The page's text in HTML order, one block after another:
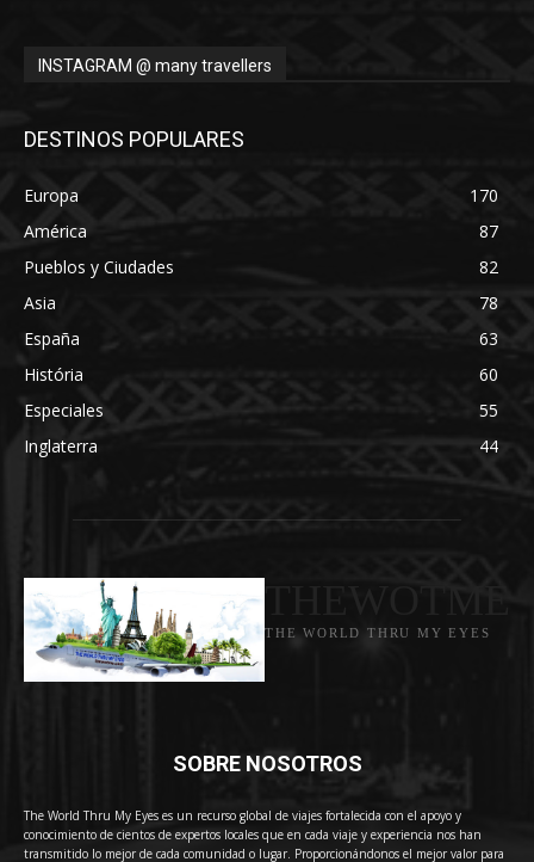
INSTAGRAM @ many travellers
DESTINOS POPULARES
Europa
170
América
87
Pueblos y Ciudades
82
Asia
78
España
63
História
60
Especiales
55
Inglaterra
44
THE WORLD THRU MY EYES
SOBRE NOSOTROS
The World Thru My Eyes es un recurso global de viajes fortalecida con el apoyo y
conocimiento de cientos de expertos locales que en cada viaje y experiencia nos han
transmitido lo mejor de cada comunidad o lugar. Proporcionándonos el mejor valor para